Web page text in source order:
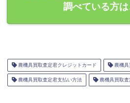
調べている方
農機具買取査定君クレジットカード 農機具
農機具買取査定君支払い方法 農機具買取査